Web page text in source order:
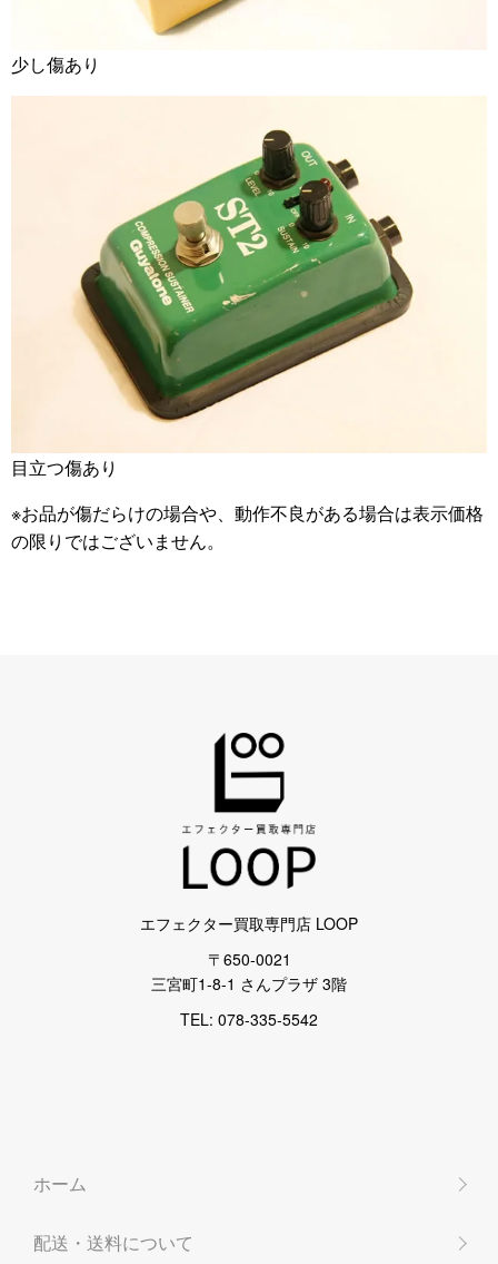
少し傷あり
目立つ傷あり
※お品が傷だらけの場合や、動作不良がある場合は表示価格
の限りではございません。
エフェクター買取専門店 LOOP
〒650-0021
三宮町1-8-1 さんプラザ 3階
TEL: 078-335-5542
ホーム
配送・送料について